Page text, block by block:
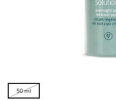
50 ml